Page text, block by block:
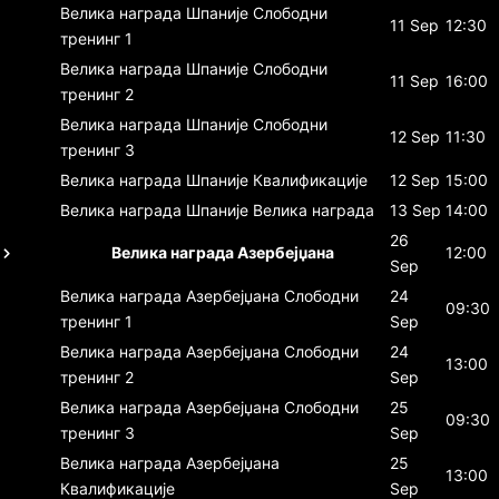
Велика награда Шпаније Слободни
тренинг 1
11 Sep 12:30
Велика награда Шпаније Слободни
тренинг 2
11 Sep 16:00
Велика награда Шпаније Слободни
тренинг 3
12 Sep 11:30
Велика награда Шпаније Квалификације 12 Sep 15:00
Велика награда Шпаније Велика награда 13 Sep 14:00
Велика награда Азербејџана
26
Sep
12:00
Велика награда Азербејџана Слободни
тренинг 1
24
Sep
09:30
Велика награда Азербејџана Слободни
тренинг 2
24
Sep
13:00
Велика награда Азербејџана Слободни
тренинг 3
25
Sep
09:30
Велика награда Азербејџана
Квалификације
25
Sep
13:00